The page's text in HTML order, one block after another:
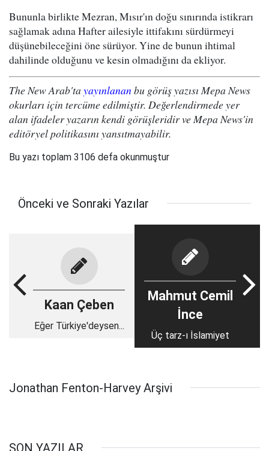
Bununla birlikte Mezran, Mısır'ın doğu sınırında istikrarı
sağlamak adına Hafter ailesiyle ittifakını sürdürmeyi
düşünebileceğini öne sürüyor. Yine de bunun ihtimal
dahilinde olduğunu ve kesin olmadığını da ekliyor.
The New Arab'ta yayınlanan bu görüş yazısı Mepa News
okurları için tercüme edilmiştir. Değerlendirmede yer
alan ifadeler yazarın kendi görüşleridir ve Mepa News'in
editöryel politikasını yansıtmayabilir.
Bu yazı toplam 3106 defa okunmuştur
Önceki ve Sonraki Yazılar
Kaan Çeben
Eğer Türkiye'deysen...
Mahmut Cemil
İnce
Üç tarz-ı İslamiyet
Jonathan Fenton-Harvey Arşivi
SON YAZILAR